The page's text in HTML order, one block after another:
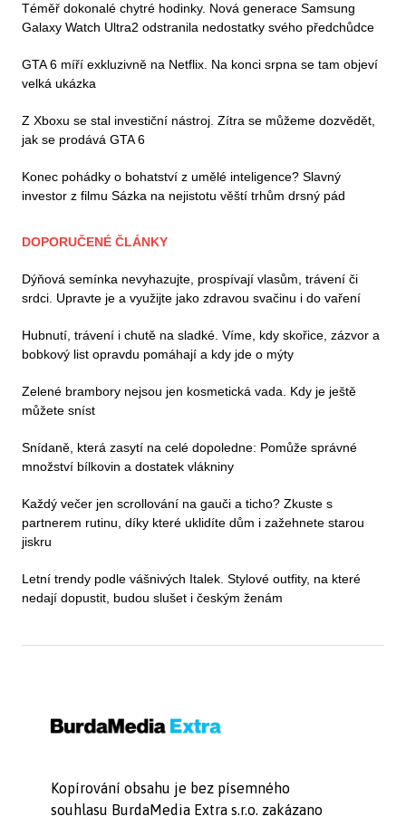
Téměř dokonalé chytré hodinky. Nová generace Samsung
Galaxy Watch Ultra2 odstranila nedostatky svého předchůdce
GTA 6 míří exkluzivně na Netflix. Na konci srpna se tam objeví
velká ukázka
Z Xboxu se stal investiční nástroj. Zítra se můžeme dozvědět,
jak se prodává GTA 6
Konec pohádky o bohatství z umělé inteligence? Slavný
investor z filmu Sázka na nejistotu věští trhům drsný pád
DOPORUČENÉ ČLÁNKY
Dýňová semínka nevyhazujte, prospívají vlasům, trávení či
srdci. Upravte je a využijte jako zdravou svačinu i do vaření
Hubnutí, trávení i chutě na sladké. Víme, kdy skořice, zázvor a
bobkový list opravdu pomáhají a kdy jde o mýty
Zelené brambory nejsou jen kosmetická vada. Kdy je ještě
můžete sníst
Snídaně, která zasytí na celé dopoledne: Pomůže správné
množství bílkovin a dostatek vlákniny
Každý večer jen scrollování na gauči a ticho? Zkuste s
partnerem rutinu, díky které uklidíte dům i zažehnete starou
jiskru
Letní trendy podle vášnivých Italek. Stylové outfity, na které
nedají dopustit, budou slušet i českým ženám
Kopírování obsahu je bez písemného
souhlasu BurdaMedia Extra s.r.o. zakázano